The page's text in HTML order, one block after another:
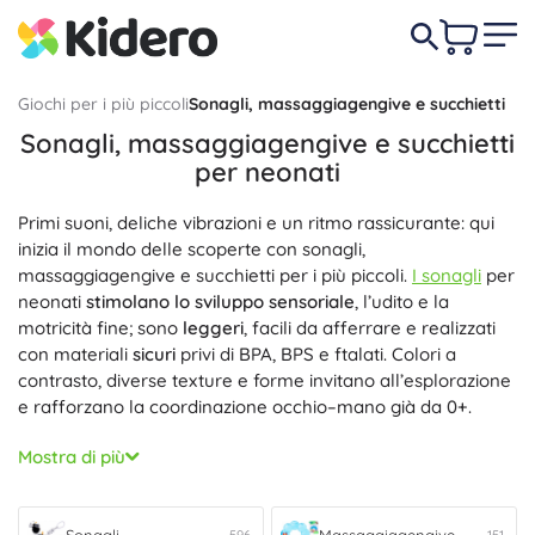
Giochi per i più piccoliSonagli, massaggiagengive e succhietti
Sonagli, massaggiagengive e succhietti
per neonati
Primi suoni, deliche vibrazioni e un ritmo rassicurante: qui
inizia il mondo delle scoperte con sonagli,
massaggiagengive e succhietti per i più piccoli. I sonagli per
neonati stimolano lo sviluppo sensoriale, l’udito e la
motricità fine; sono leggeri, facili da afferrare e realizzati
con materiali sicuri privi di BPA, BPS e ftalati. Colori a
contrasto, diverse texture e forme invitano all’esplorazione
e rafforzano la coordinazione occhio–mano già da 0+.
Quando spuntano i primi dentini, i
portano sollievo e divertimento. I modelli in silicone
gengive
, presentano forme ergonomiche
Mostra di più